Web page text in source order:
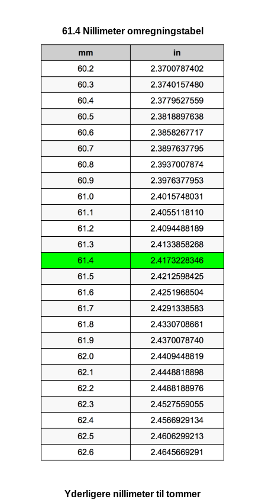
61.4 Nillimeter omregningstabel
Yderligere nillimeter til tommer